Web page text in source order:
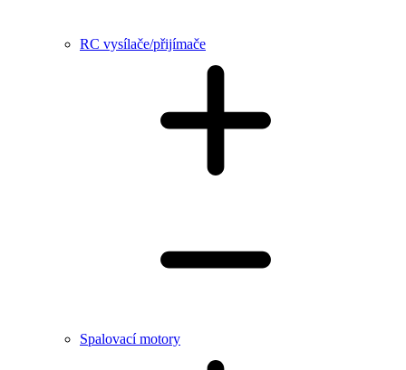
RC vysílače/přijímače
Spalovací motory